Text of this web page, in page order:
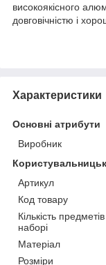
високоякісного
довговічністю і
Характеристики
Основні атрибути
Виробник
Артикул
Код товару
Кількість
наборі
Матеріал
Розміри